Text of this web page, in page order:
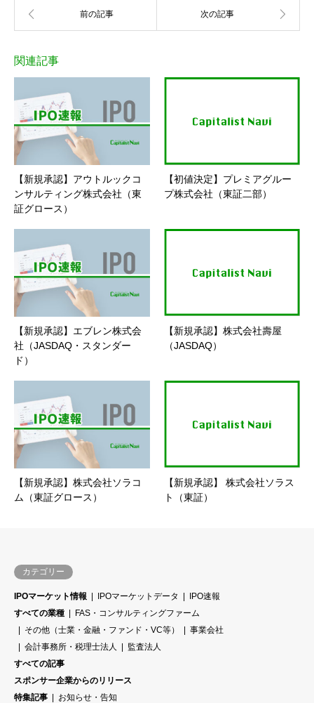
関連記事
【新規承認】アウトルックコ
ンサルティング株式会社（東
証グロース）
【初値決定】プレミアグルー
プ株式会社（東証二部）
【新規承認】エブレン株式会
社（JASDAQ・スタンダー
ド）
【新規承認】株式会社壽屋
（JASDAQ）
【新規承認】株式会社ソラコ
ム（東証グロース）
【新規承認】 株式会社ソラス
ト（東証）
カテゴリー
IPOマーケット情報 IPOマーケットデータ
IPO速報
すべての業種
FAS・コンサルティングファーム
その他（士業・金融・ファンド・VC等）
事業会社
会計事務所・税理士法人
監査法人
すべての記事
スポンサー企業からのリリース
特集記事
お知らせ・告知